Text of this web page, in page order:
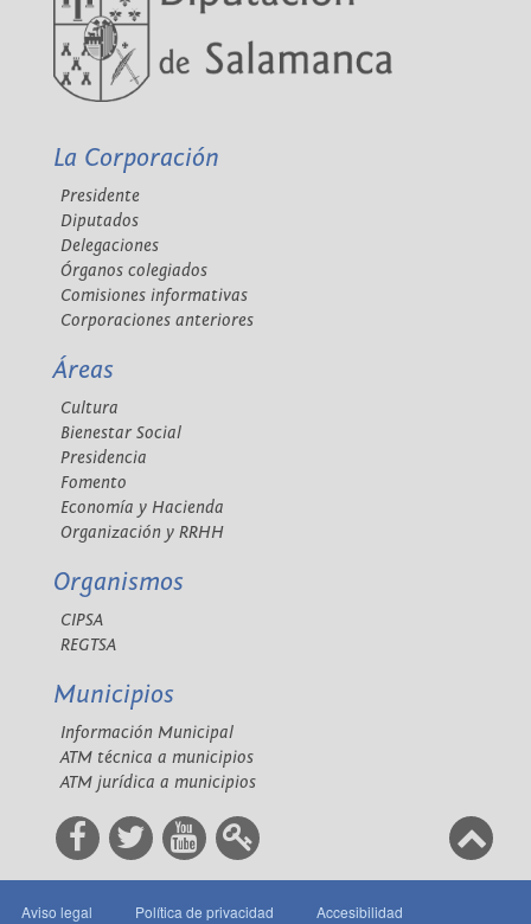
La Corporación
Presidente
Diputados
Delegaciones
Órganos colegiados
Comisiones informativas
Corporaciones anteriores
Áreas
Cultura
Bienestar Social
Presidencia
Fomento
Economía y Hacienda
Organización y RRHH
Organismos
CIPSA
REGTSA
Municipios
Información Municipal
ATM técnica a municipios
ATM jurídica a municipios
Aviso legal Política de privacidad Accesibilidad